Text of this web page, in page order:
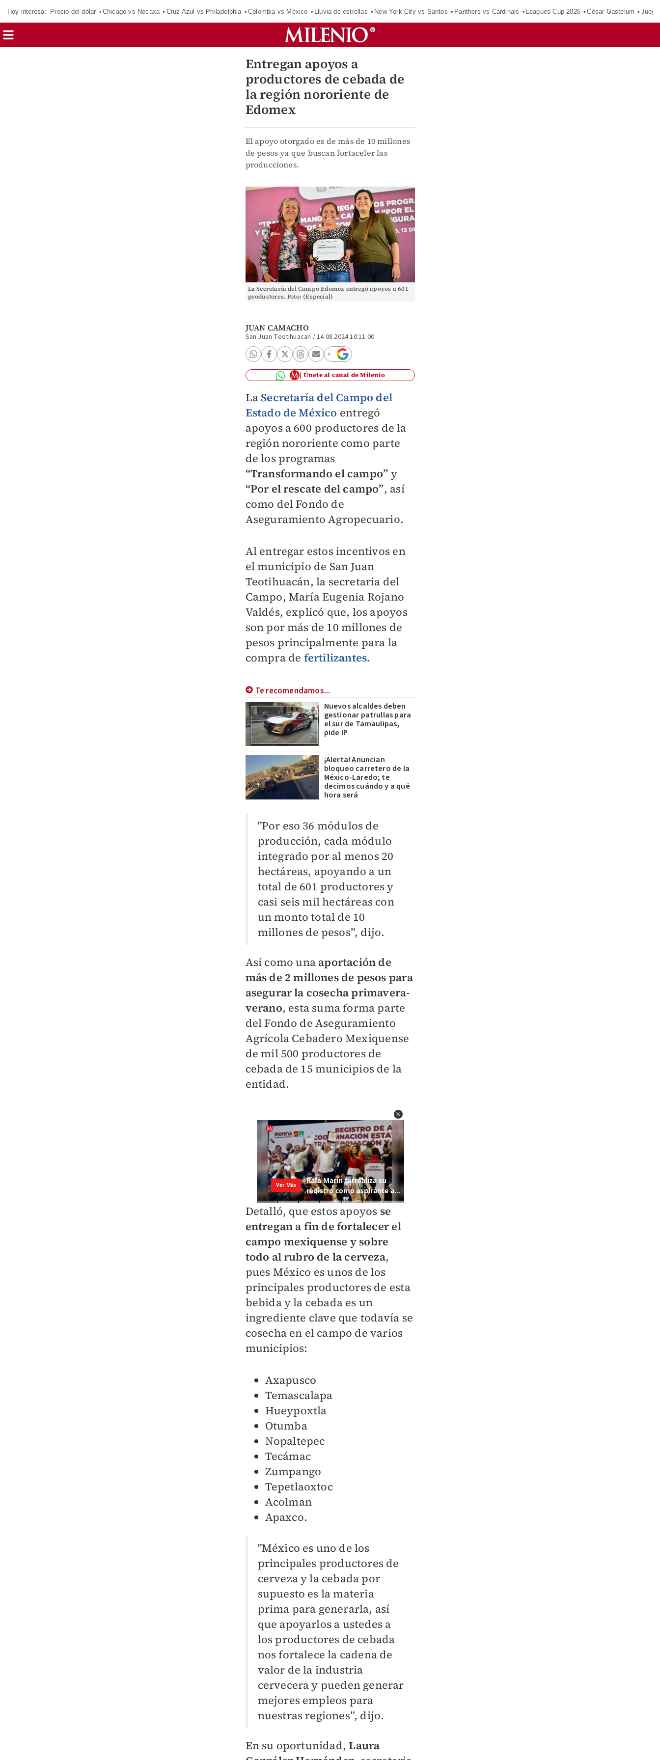
Hoy interesa: Precio del dólar Chicago vs Necaxa Cruz Azul vs Philadelphia Colombia vs México Lluvia de estrellas New York City vs Santos Panthers vs Cardinals Leagues Cup 2026 César Gastélum
Entregan apoyos a
productores de cebada de
la región nororiente de
Edomex
El apoyo otorgado es de más de 10 millones
de pesos ya que buscan fortaceler las
producciones.
La Secretaría del Campo Edomex entregó apoyos a 601
productores. Foto: (Especial)
JUAN CAMACHO
San Juan Teotihuacan /14.08.2024 10:11:00
Únete al canal de Milenio
La Secretaría del Campo del
Estado de México entregó
apoyos a 600 productores de la
región nororiente como parte
de los programas
“Transformando el campo” y
“Por el rescate del campo”, así
como del Fondo de
Aseguramiento Agropecuario.
Al entregar estos incentivos en
el municipio de San Juan
Teotihuacán, la secretaria del
Campo, María Eugenia Rojano
Valdés, explicó que, los apoyos
son por más de 10 millones de
pesos principalmente para la
compra de fertilizantes.
Te recomendamos...
Nuevos alcaldes deben
gestionar patrullas para
el sur de Tamaulipas,
pide IP
¡Alerta! Anuncian
bloqueo carretero de la
México-Laredo; te
decimos cuándo y a qué
hora será
"Por eso 36 módulos de
producción, cada módulo
integrado por al menos 20
hectáreas, apoyando a un
total de 601 productores y
casi seis mil hectáreas con
un monto total de 10
millones de pesos”, dijo.
Así como unaaportación de
más de 2 millones de pesos para
asegurar la cosecha primavera-
verano, esta suma forma parte
del Fondo de Aseguramiento
Agrícola Cebadero Mexiquense
de mil 500 productores de
cebada de 15 municipios de la
entidad.
Detalló, que estos apoyos se
entregan a fin de fortalecer el
campo mexiquense y sobre
todo al rubro de la cerveza,
pues México es unos de los
principales productores de esta
bebida y la cebada es un
ingrediente clave que todavía se
cosecha en el campo de varios
municipios:
Axapusco
Temascalapa
Hueypoxtla
Otumba
Nopaltepec
Tecámac
Zumpango
Tepetlaoxtoc
Acolman
Apaxco.
"México es uno de los
principales productores de
cerveza y la cebada por
supuesto es la materia
prima para generarla, así
que apoyarlos a ustedes a
los productores de cebada
nos fortalece la cadena de
valor de la industria
cervecera y pueden generar
mejores empleos para
nuestras regiones”, dijo.
En su oportunidad,Laura